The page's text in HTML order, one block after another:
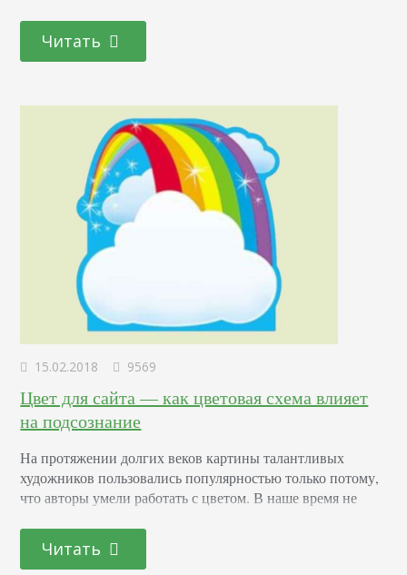
использовать сайт, выполняя большинство обычных
«Рекомендованные», возможность подписываться на
профили, публиковать контент, ставить лайки и писать
комментарии. Однако сайт…
Читать
15.02.2018 9569
Цвет для сайта — как цветовая схема влияет
на подсознание
На протяжении долгих веков картины талантливых
художников пользовались популярностью только потому,
что авторы умели работать с цветом. В наше время не
цветовой гаммы для сайтов. Специалисты теперь
Читать